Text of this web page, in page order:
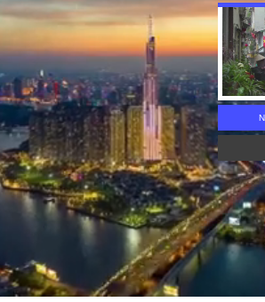
VIETNAM HLS